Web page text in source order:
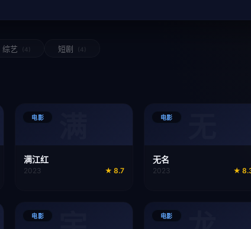
综艺 (4) 短剧 (4)
电影
满江红
2023 ★ 8.7
电影
无名
2023 ★
电影 电影